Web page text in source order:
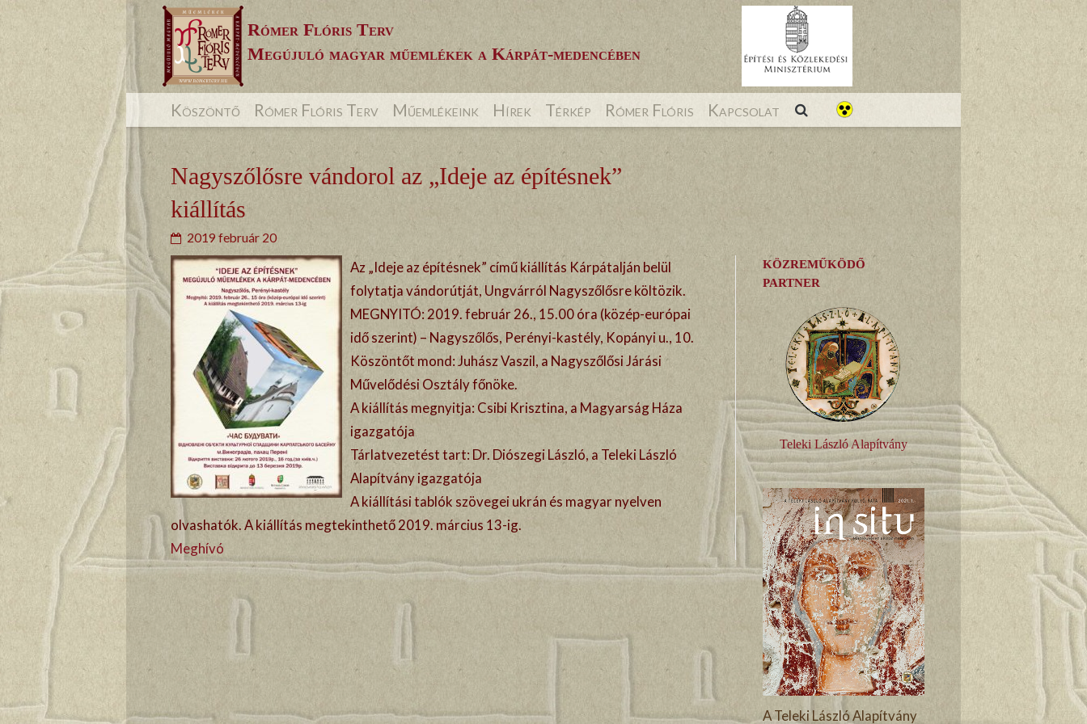
Skip
content
Rómer Flóris Terv
Megújuló magyar műemlékek a Kárpát-medencében
Köszöntő Rómer Flóris Terv Műemlékeink Hírek Térkép Rómer Flóris Kapcsolat
Nagyszőlősre vándorol az „Ideje az építésnek”
kiállítás
2019 február 20
Az „Ideje az építésnek” című kiállítás Kárpátalján belül
folytatja vándorútját, Ungvárról Nagyszőlősre költözik.
MEGNYITÓ: 2019. február 26., 15.00 óra (közép-európai
idő szerint) – Nagyszőlős, Perényi-kastély, Kopányi u., 10.
Köszöntőt mond: Juhász Vaszil, a Nagyszőlősi Járási
Művelődési Osztály főnöke.
A kiállítás megnyitja: Csibi Krisztina, a Magyarság Háza
igazgatója
Tárlatvezetést tart: Dr. Diószegi László, a Teleki László
Alapítvány igazgatója
A kiállítási tablók szövegei ukrán és magyar nyelven
olvashatók. A kiállítás megtekinthető 2019. március 13-ig.
Meghívó
KÖZREMŰKÖDŐ
PARTNER
Teleki László Alapítvány
A Teleki László Alapítvány